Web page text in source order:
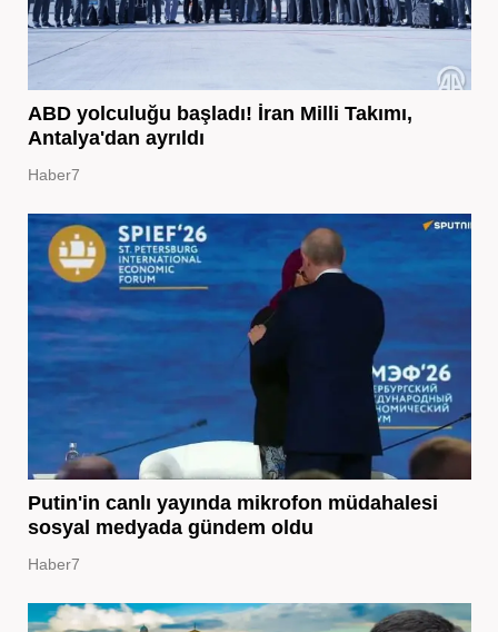
ABD yolculuğu başladı! İran Milli Takımı,
Antalya'dan ayrıldı
Haber7
Putin'in canlı yayında mikrofon müdahalesi
sosyal medyada gündem oldu
Haber7